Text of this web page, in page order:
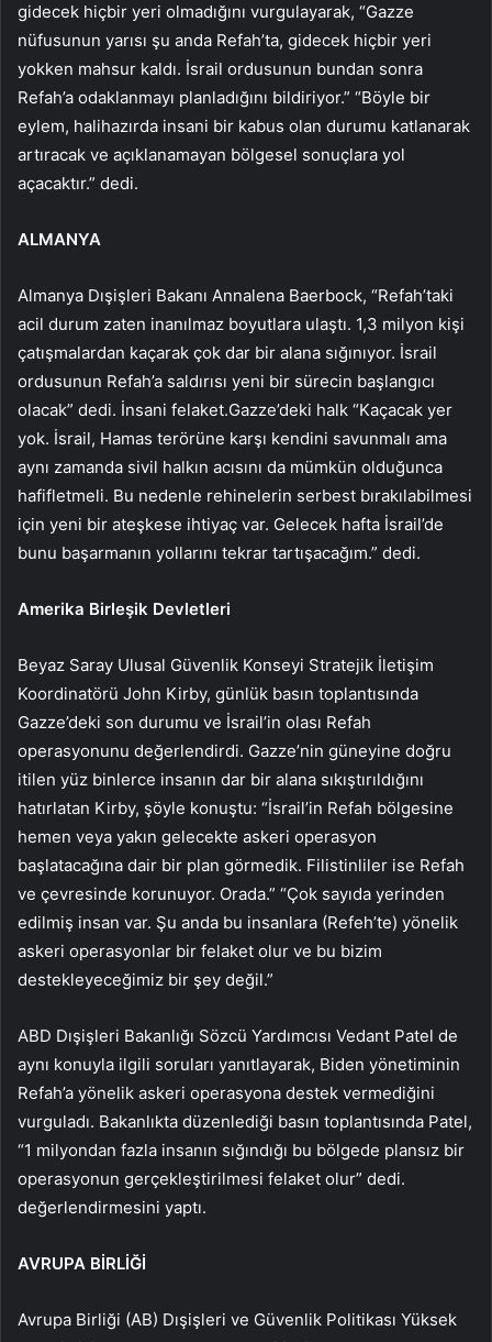
gidecek hiçbir yeri olmadığını vurgulayarak, “Gazze
nüfusunun yarısı şu anda Refah’ta, gidecek hiçbir yeri
yokken mahsur kaldı. İsrail ordusunun bundan sonra
Refah’a odaklanmayı planladığını bildiriyor.” “Böyle bir
eylem, halihazırda insani bir kabus olan durumu katlanarak
artıracak ve açıklanamayan bölgesel sonuçlara yol
açacaktır.” dedi.
ALMANYA
Almanya Dışişleri Bakanı Annalena Baerbock, “Refah’taki
acil durum zaten inanılmaz boyutlara ulaştı. 1,3 milyon kişi
çatışmalardan kaçarak çok dar bir alana sığınıyor. İsrail
ordusunun Refah’a saldırısı yeni bir sürecin başlangıcı
olacak” dedi. İnsani felaket.Gazze’deki halk “Kaçacak yer
yok. İsrail, Hamas terörüne karşı kendini savunmalı ama
aynı zamanda sivil halkın acısını da mümkün olduğunca
hafifletmeli. Bu nedenle rehinelerin serbest bırakılabilmesi
için yeni bir ateşkese ihtiyaç var. Gelecek hafta İsrail’de
bunu başarmanın yollarını tekrar tartışacağım.” dedi.
Amerika Birleşik Devletleri
Beyaz Saray Ulusal Güvenlik Konseyi Stratejik İletişim
Koordinatörü John Kirby, günlük basın toplantısında
Gazze’deki son durumu ve İsrail’in olası Refah
operasyonunu değerlendirdi. Gazze’nin güneyine doğru
itilen yüz binlerce insanın dar bir alana sıkıştırıldığını
hatırlatan Kirby, şöyle konuştu: “İsrail’in Refah bölgesine
hemen veya yakın gelecekte askeri operasyon
başlatacağına dair bir plan görmedik. Filistinliler ise Refah
ve çevresinde korunuyor. Orada.” “Çok sayıda yerinden
edilmiş insan var. Şu anda bu insanlara (Refeh’te) yönelik
askeri operasyonlar bir felaket olur ve bu bizim
destekleyeceğimiz bir şey değil.”
ABD Dışişleri Bakanlığı Sözcü Yardımcısı Vedant Patel de
aynı konuyla ilgili soruları yanıtlayarak, Biden yönetiminin
Refah’a yönelik askeri operasyona destek vermediğini
vurguladı. Bakanlıkta düzenlediği basın toplantısında Patel,
“1 milyondan fazla insanın sığındığı bu bölgede plansız bir
operasyonun gerçekleştirilmesi felaket olur” dedi.
değerlendirmesini yaptı.
AVRUPA BİRLİĞİ
Avrupa Birliği (AB) Dışişleri ve Güvenlik Politikası Yüksek